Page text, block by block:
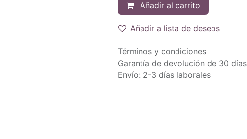
Añadir al carrito
Añadir a lista de deseos
Términos y condiciones
Garantía de devolución de 30 días
Envío: 2-3 días laborales